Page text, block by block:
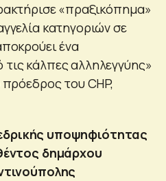
«πραξικόπημα»
κατηγοριών σε
ένα
κάλπες αλληλεγγύης»
του CHP,
υποψηφιότητας
δημάρχου